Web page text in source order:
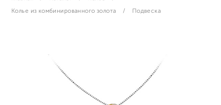
Колье из комбинированного золота Подвеска